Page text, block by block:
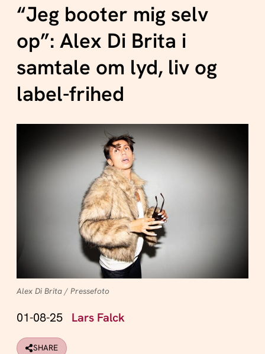
“Jeg booter mig selv
op”: Alex Di Brita i
samtale om lyd, liv og
label-frihed
Alex Di Brita / Pressefoto
01-08-25 Lars Falck
SHARE